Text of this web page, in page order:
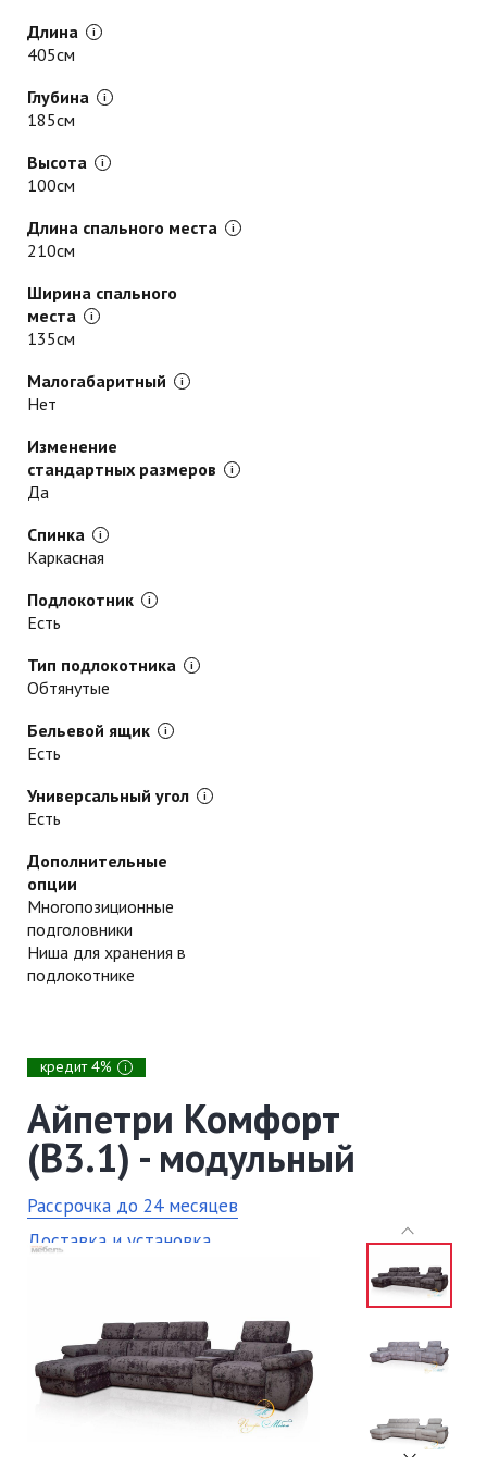
Длина
405см
Глубина
185см
Высота
100см
Длина спального места
210см
Ширина спального
места
135см
Малогабаритный
Нет
Изменение
стандартных размеров
Да
Спинка
Каркасная
Подлокотник
Есть
Тип подлокотника
Обтянутые
Бельевой ящик
Есть
Универсальный угол
Есть
Дополнительные
опции
Многопозиционные
подголовники
Ниша для хранения в
подлокотнике
кредит 4% i
Айпетри Комфорт
(В3.1) - модульный
Рассрочка до 24 месяцев
Доставка и установка